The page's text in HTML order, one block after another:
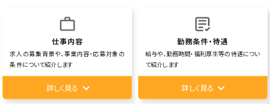
仕事内容
求人の募集背景や、事業内容・応募対象の
条件について紹介します
詳しく見る
勤務条件・待遇
給与や、勤務時間・福利厚生等の待遇につい
て紹介します
詳しく見る